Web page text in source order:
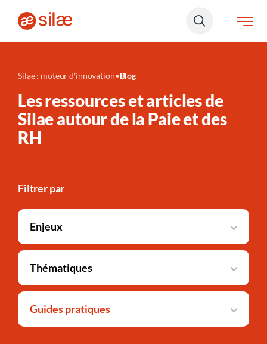
Silae : moteur d'innovation•Blog
Les ressources et articles de
Silae autour de la Paie et des
RH
Filtrer par
Enjeux
Thématiques
Guides pratiques